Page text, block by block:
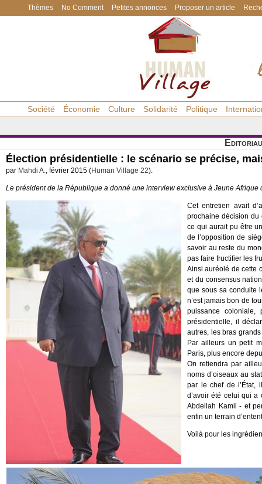
Thèmes No Comment Petites annonces Proposer un article
Société Économie Culture Solidarité Politique
Élection présidentielle : le scénario se précise,
par Mahdi A., février 2015 (Human Village 22).
Le président de la République a donné une interview exclusive à Jeune Afrique
Cet entretien avait
prochaine décision du
ce qui aurait pu être
de l’opposition de
savoir au reste du
pas faire fructifier les
Ainsi auréolé de cette
et du consensus
que sous sa conduite
n’est jamais bon de
puissance coloniale,
présidentielle, il
autres, les bras
Par ailleurs un petit
Paris, plus encore
On retiendra par
noms d’oiseaux au
par le chef de l’État,
d’avoir été celui qui a
Abdellah Kamil - et
enfin un terrain
Voilà pour les